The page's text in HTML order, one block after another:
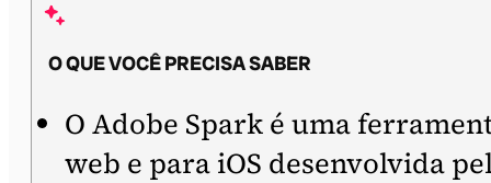
O QUE VOCÊ PRECISA SABER
O Adobe Spark é uma
web e para iOS desenvolvida